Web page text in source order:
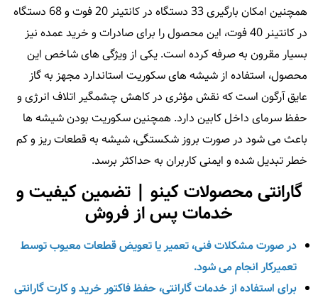
همچنین امکان بارگیری 33 دستگاه در کانتینر 20 فوت و 68 دستگاه
در کانتینر 40 فوت، این محصول را برای صادرات و خرید عمده نیز
بسیار مقرون‌ به‌ صرفه کرده است. یکی از ویژگی‌ های شاخص این
محصول، استفاده از شیشه‌ های سکوریت استاندارد مجهز به گاز
عایق آرگون است که نقش مؤثری در کاهش چشمگیر اتلاف انرژی و
حفظ سرمای داخل کابین دارد. همچنین سکوریت بودن شیشه‌ ها
باعث می‌ شود در صورت بروز شکستگی، شیشه به قطعات ریز و کم‌
خطر تبدیل شده و ایمنی کاربران به حداکثر برسد.
گارانتی محصولات کینو | تضمین کیفیت و
خدمات پس از فروش
در صورت مشکلات فنی، تعمیر یا تعویض قطعات معیوب توسط
تعمیرکار انجام می‌ شود.
برای استفاده از خدمات گارانتی، حفظ فاکتور خرید و کارت گارانتی